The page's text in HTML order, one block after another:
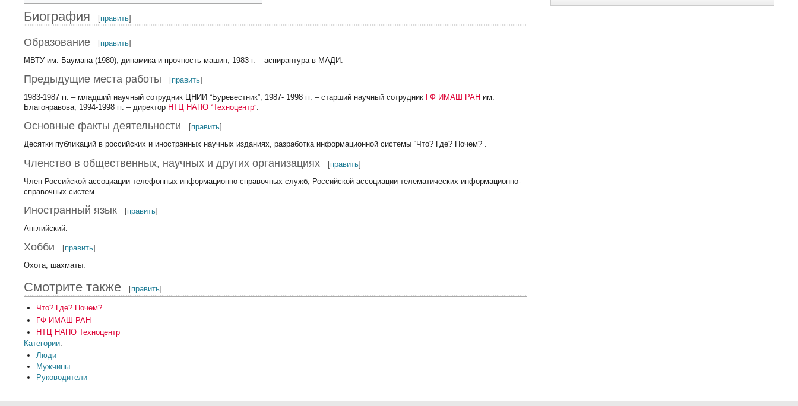
Биография [править]
Образование [править]
МВТУ им. Баумана (1980), динамика и прочность машин; 1983 г. – аспирантура в МАДИ.
Предыдущие места работы [править]
1983-1987 гг. – младший научный сотрудник ЦНИИ “Буревестник”; 1987- 1998 гг. – старший научный сотрудник ГФ ИМАШ РАН им.
Благонравова; 1994-1998 гг. – директор НТЦ НАПО “Техноцентр”
Основные факты деятельности [править]
Десятки публикаций в российских и иностранных научных изданиях, разработка информационной системы “Что? Где? Почем?”.
Членство в общественных, научных и других организациях [править]
Член Российской ассоциации телефонных информационно-справочных служб, Российской ассоциации телематических информационно-
справочных систем.
Иностранный язык [править]
Английский.
Хобби [править]
Охота, шахматы.
Смотрите также [править]
Что? Где? Почем?
ГФ ИМАШ РАН
НТЦ НАПО Техноцентр
Категории:
Люди
Мужчины
Руководители